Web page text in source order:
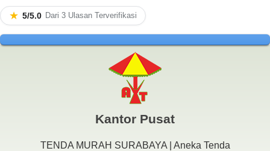
★ 5/5.0 Dari 3 Ulasan Terverifikasi
Kantor Pusat
TENDA MURAH SURABAYA | Aneka Tenda